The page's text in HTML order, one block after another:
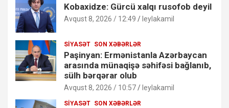
Kobaxidze: Gürcü xalqı rusofob deyil
Avqust 8, 2026 / 12:49 leylakamil
SIYASƏT SON XƏBƏRLƏR
Paşinyan: Ermənistanla Azərbaycan
arasında münaqişə səhifəsi bağlanıb,
sülh bərqərar olub
Avqust 8, 2026 / 10:57 leylakamil
SIYASƏT SON XƏBƏRLƏR